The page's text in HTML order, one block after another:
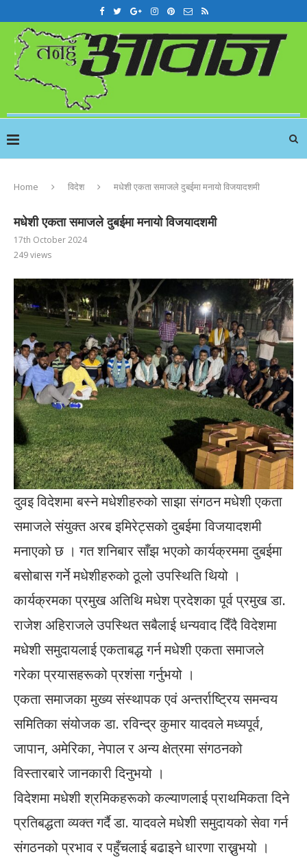
Home विदेश मधेशी एकता समाजले दुबईमा मनायो विजयादशमी
मधेशी एकता समाजले दुबईमा मनायो विजयादशमी
17th October 2024
249views
दुवइ विदेशमा बस्ने मधेशीहरुको साझा संगठन मधेशी एकता
समाजले संयुक्त अरब इमिरेट्सको दुबईमा विजयादशमी
मनाएको छ । गत शनिबार साँझ भएको कार्यक्रममा दुबईमा
बसोबास गर्ने मधेशीहरुको ठूलो उपस्थिति थियो ।
कार्यक्रमका प्रमुख अतिथि मधेश प्रदेशका पूर्व प्रमुख डा.
राजेश अहिराजले उपस्थित सबैलाई धन्यवाद दिँदै विदेशमा
मधेशी समुदायलाई एकताबद्ध गर्न मधेशी एकता समाजले
गरेका प्रयासहरूको प्रशंसा गर्नुभयो ।
एकता समाजका मुख्य संस्थापक एवं अन्तर्राष्ट्रिय समन्वय
समितिका संयोजक डा. रविन्द्र कुमार यादवले मध्यपूर्व,
जापान, अमेरिका, नेपाल र अन्य क्षेत्रमा संगठनको
विस्तारबारे जानकारी दिनुभयो ।
विदेशमा मधेशी श्रमिकहरूको कल्याणलाई प्राथमिकता दिने
प्रतिबद्धता व्यक्त गर्दै डा. यादवले मधेशी समुदायको सेवा गर्न
संगठनको प्रभाव र पहुँचलाई बढाइने धारणा राख्नुभयो ।